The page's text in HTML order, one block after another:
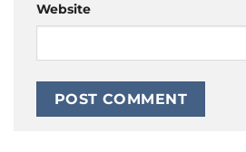
Website